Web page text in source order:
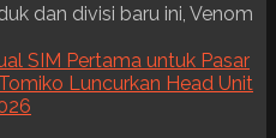
dan divisi baru ini, Venom